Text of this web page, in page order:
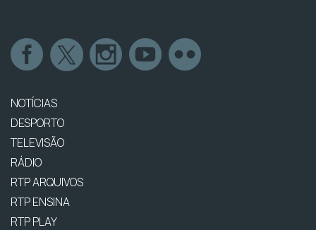
NOTÍCIAS
DESPORTO
TELEVISÃO
RÁDIO
RTP ARQUIVOS
RTP ENSINA
RTP PLAY